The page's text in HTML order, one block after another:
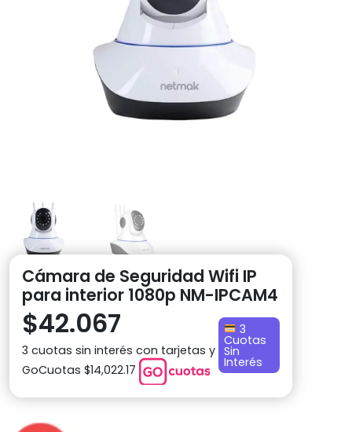
Cámara de Seguridad Wifi IP
para interior 1080p NM-IPCAM4
$42.067
3 cuotas sin interés con tarjetas y
GoCuotas $14,022.17
3
Cuotas
Sin
Interés